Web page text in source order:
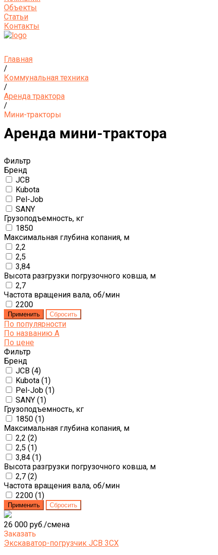
Объекты
Статьи
Контакты
Главная
/
Коммунальная техника
/
Аренда трактора
/
Мини-тракторы
Аренда мини-трактора
Фильтр
Бренд
JCB
Kubota
Pel-Job
SANY
Грузоподъемность, кг
1850
Максимальная глубина копания, м
2,2
2,5
3,84
Высота разгрузки погрузочного ковша, м
2,7
Частота вращения вала, об/мин
2200
По популярности
По названию A
По цене
Фильтр
Бренд
JCB (4)
Kubota (1)
Pel-Job (1)
SANY (1)
Грузоподъемность, кг
1850 (1)
Максимальная глубина копания, м
2,2 (2)
2,5 (1)
3,84 (1)
Высота разгрузки погрузочного ковша, м
2,7 (2)
Частота вращения вала, об/мин
2200 (1)
26 000 руб./смена
Заказать
Экскаватор-погрузчик JCB 3CX